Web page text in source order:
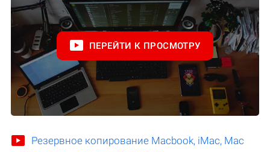
ПЕРЕЙТИ К ПРОСМОТРУ
Резервное копирование Macbook, iMac, Mac